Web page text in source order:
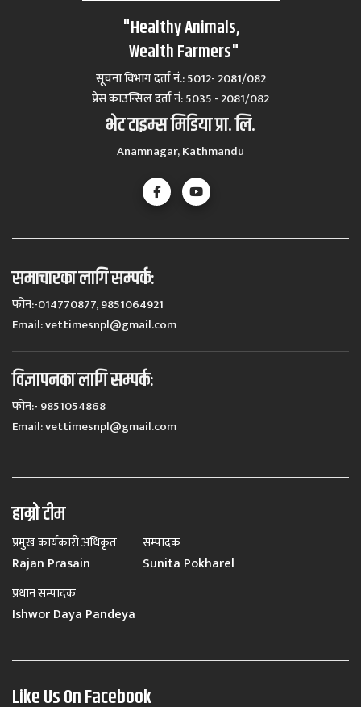
"Healthy Animals,
Wealth Farmers"
सूचना विभाग दर्ता नं.: 5012- 2081/082
प्रेस काउन्सिल दर्ता नं‍: 5035 - 2081/082
भेट टाइम्स मिडिया प्रा. लि.
Anamnagar, Kathmandu
समाचारका लागि सम्पर्कः
फोन:-014770877, 9851064921
Email:vettimesnpl@gmail.com
विज्ञापनका लागि सम्पर्कः
फोन:- 9851054868
Email:vettimesnpl@gmail.com
हाम्रो टीम
प्रमुख कार्यकारी अधिकृत
Rajan Prasain
सम्पादक
Sunita Pokharel
प्रधान सम्पादक
Ishwor Daya Pandeya
Like Us On Facebook